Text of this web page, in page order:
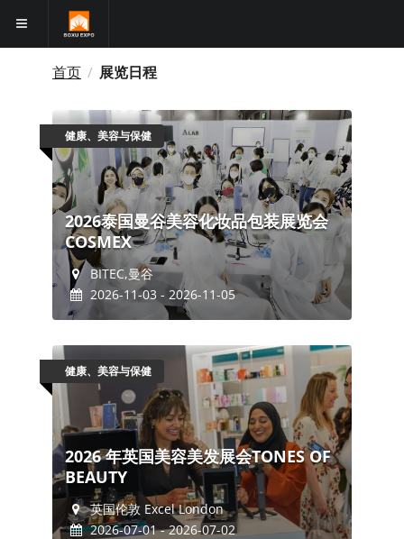
首页 / 展览日程
健康、美容与保健
2026泰国曼谷美容化妆品包装展览会
COSMEX
BITEC,曼谷
2026-11-03 - 2026-11-05
健康、美容与保健
2026 年英国美容美发展会TONES OF
BEAUTY
英国伦敦 Excel London
2026-07-01 - 2026-07-02